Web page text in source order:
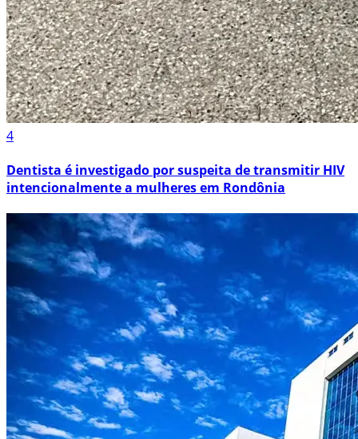
4
Dentista é investigado por suspeita de transmitir HIV
intencionalmente a mulheres em Rondônia